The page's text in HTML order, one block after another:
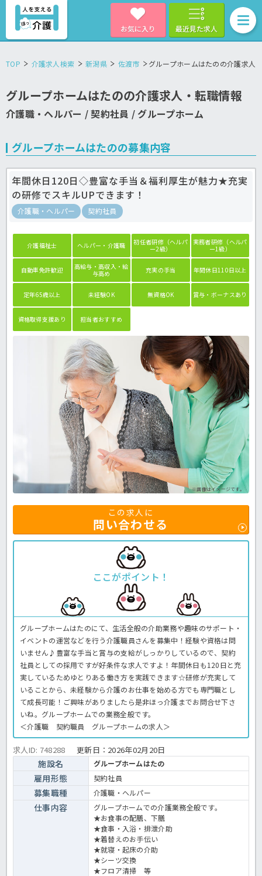
お気に入り 最近見た求人
TOP 介護求人検索 新潟県 佐渡市 グループホームはたのの介護求人
グループホームはたのの介護求人・転職情報
介護職・ヘルパー / 契約社員 / グループホーム
グループホームはたのの募集内容
年間休日120日◇豊富な手当＆福利厚生が魅力★充実
の研修でスキルUPできます！
介護職・ヘルパー 契約社員
介護福祉士 ヘルパー・介護職
初任者研修（ヘルパ
ー2級）
実務者研修（ヘルパ
ー1級）
自動車免許歓迎
高給与・高収入・給
与高め
充実の手当 年間休日110日以上
定年65歳以上 未経験OK 無資格OK 賞与・ボーナスあり
資格取得支援あり 担当者おすすめ
※画像はイメージです。
この求人に
問い合わせる
ここがポイント！
グループホームはたのにて、生活全般の介助業務や趣味のサポート・
イベントの運営などを行う介護職員さんを募集中！経験や資格は問
いません♪豊富な手当と賞与の支給がしっかりしているので、契約
社員としての採用ですが好条件な求人ですよ！年間休日も120日と充
実しているためゆとりある働き方を実践できます☆研修が充実して
いることから、未経験から介護のお仕事を始める方でも専門職とし
て成長可能！ご興味がありましたら是非ほっ介護までお問合せ下さ
いね。グループホームでの業務全般です。
＜介護職 契約職員 グループホームの求人＞
求人ID: 748288 更新日： 2026年02月20日
施設名 グループホームはたの
雇用形態 契約社員
募集職種 介護職・ヘルパー
仕事内容
グループホームでの介護業務全般です。
★お食事の配膳、下膳
★食事・入浴・排泄介助
★着替えのお手伝い
★就寝・起床の介助
★シーツ交換
★フロア清掃 等